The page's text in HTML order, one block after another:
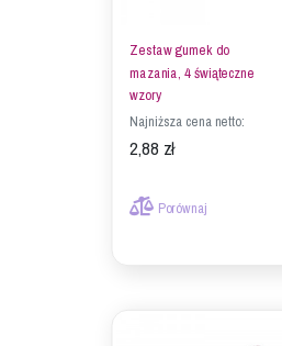
Zestaw gumek do
mazania, 4 świąteczne
wzory
Najniższa cena netto:
2,88 zł
Porównaj